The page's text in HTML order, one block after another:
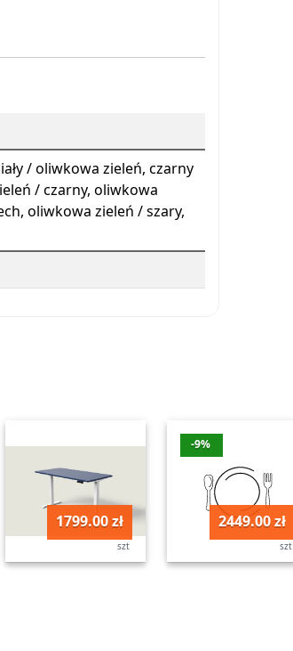
/ oliwkowa zieleń, czarny
/ czarny, oliwkowa
oliwkowa zieleń / szary,
1799.00 zł
szt
-9%
2449.00 zł
szt